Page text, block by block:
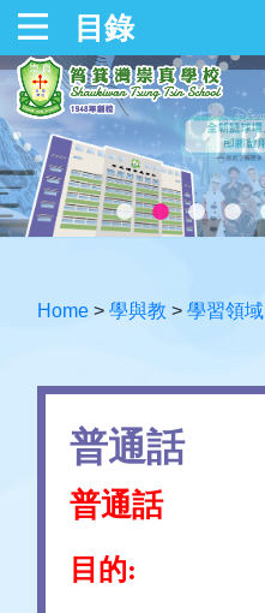
目錄
Home > 學與教 > 學習領域
普通話
普通話
目的: